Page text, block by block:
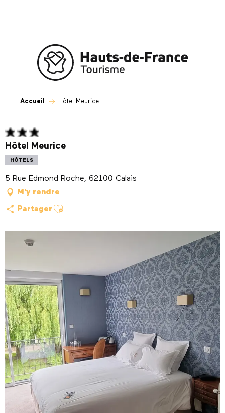
Accueil Hôtel Meurice
Hôtel Meurice
HÔTELS
5 Rue Edmond Roche, 62100 Calais
M'y rendre
Partager Ajouter aux favoris